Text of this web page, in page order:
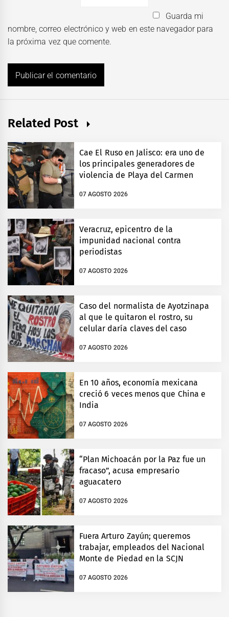
Guarda mi
nombre, correo electrónico y web en este navegador para
la próxima vez que comente.
Related Post
Cae El Ruso en Jalisco: era uno de
los principales generadores de
violencia de Playa del Carmen
07 AGOSTO 2026
Veracruz, epicentro de la
impunidad nacional contra
periodistas
07 AGOSTO 2026
Caso del normalista de Ayotzinapa
al que le quitaron el rostro, su
celular daría claves del caso
07 AGOSTO 2026
En 10 años, economía mexicana
creció 6 veces menos que China e
India
07 AGOSTO 2026
“Plan Michoacán por la Paz fue un
fracaso”, acusa empresario
aguacatero
07 AGOSTO 2026
Fuera Arturo Zayún; queremos
trabajar, empleados del Nacional
Monte de Piedad en la SCJN
07 AGOSTO 2026